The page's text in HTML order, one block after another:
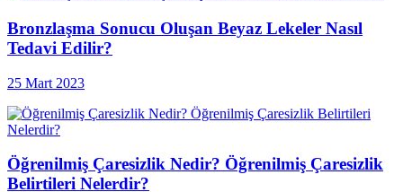
Bronzlaşma Sonucu Oluşan Beyaz Lekeler Nasıl
Tedavi Edilir?
25 Mart 2023
Öğrenilmiş Çaresizlik Nedir? Öğrenilmiş Çaresizlik
Belirtileri Nelerdir?